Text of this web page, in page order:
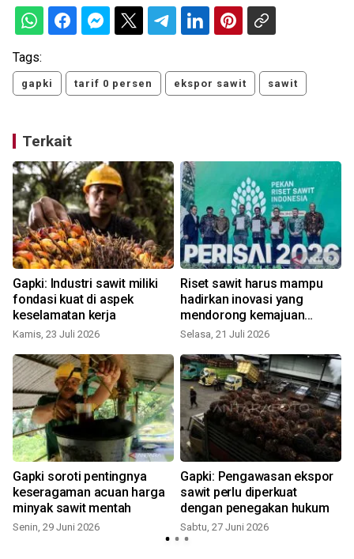
Tags:
gapki tarif 0 persen ekspor sawit sawit
Terkait
Gapki: Industri sawit miliki
fondasi kuat di aspek
keselamatan kerja
Kamis, 23 Juli 2026
Riset sawit harus mampu
hadirkan inovasi yang
mendorong kemajuan
industri minyak sawit
Selasa, 21 Juli 2026
Gapki soroti pentingnya
keseragaman acuan harga
minyak sawit mentah
Senin, 29 Juni 2026
Gapki: Pengawasan ekspor
sawit perlu diperkuat
dengan penegakan hukum
Sabtu, 27 Juni 2026